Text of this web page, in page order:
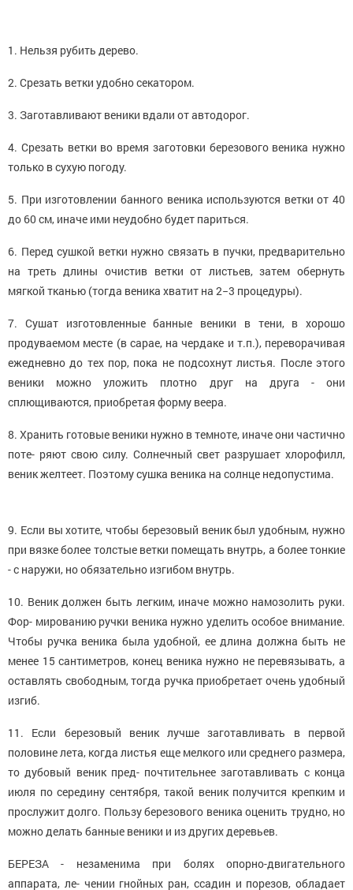
1. Нельзя рубить дерево.
2. Срезать ветки удобно секатором.
3. Заготавливают веники вдали от автодорог.
4. Срезать ветки во время заготовки березового веника нужно
только в сухую погоду.
5. При изготовлении банного веника используются ветки от 40
до 60 см, иначе ими неудобно будет париться.
6. Перед сушкой ветки нужно связать в пучки, предварительно
на треть длины очистив ветки от листьев, затем обернуть
мягкой тканью (тогда веника хватит на 2−3 процедуры).
7. Сушат изготовленные банные веники в тени, в хорошо
продуваемом месте (в сарае, на чердаке и т.п.), переворачивая
ежедневно до тех пор, пока не подсохнут листья. После этого
веники можно уложить плотно друг на друга - они
сплющиваются, приобретая форму веера.
8. Хранить готовые веники нужно в темноте, иначе они частично
поте- ряют свою силу. Солнечный свет разрушает хлорофилл,
веник желтеет. Поэтому сушка веника на солнце недопустима.
9. Если вы хотите, чтобы березовый веник был удобным, нужно
при вязке более толстые ветки помещать внутрь, а более тонкие
- с наружи, но обязательно изгибом внутрь.
10. Веник должен быть легким, иначе можно намозолить руки.
Фор- мированию ручки веника нужно уделить особое внимание.
Чтобы ручка веника была удобной, ее длина должна быть не
менее 15 сантиметров, конец веника нужно не перевязывать, а
оставлять свободным, тогда ручка приобретает очень удобный
изгиб.
11. Если березовый веник лучше заготавливать в первой
половине лета, когда листья еще мелкого или среднего размера,
то дубовый веник пред- почтительнее заготавливать с конца
июля по середину сентября, такой веник получится крепким и
прослужит долго. Пользу березового веника оценить трудно, но
можно делать банные веники и из других деревьев.
БЕРЕЗА - незаменима при болях опорно-двигательного
аппарата, ле- чении гнойных ран, ссадин и порезов, обладает